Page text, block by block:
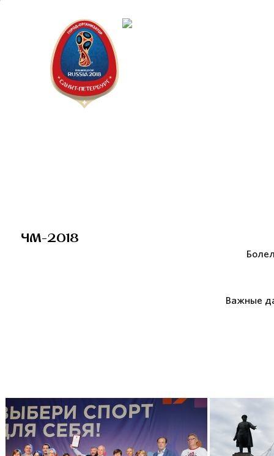
ЧМ-2018
Важные